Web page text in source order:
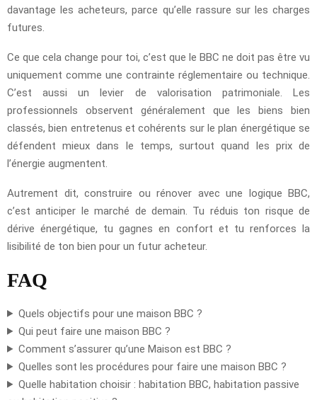
davantage les acheteurs, parce qu’elle rassure sur les charges
futures.
Ce que cela change pour toi, c’est que le BBC ne doit pas être vu
uniquement comme une contrainte réglementaire ou technique.
C’est aussi un levier de valorisation patrimoniale. Les
professionnels observent généralement que les biens bien
classés, bien entretenus et cohérents sur le plan énergétique se
défendent mieux dans le temps, surtout quand les prix de
l’énergie augmentent.
Autrement dit, construire ou rénover avec une logique BBC,
c’est anticiper le marché de demain. Tu réduis ton risque de
dérive énergétique, tu gagnes en confort et tu renforces la
lisibilité de ton bien pour un futur acheteur.
FAQ
Quels objectifs pour une maison BBC ?
Qui peut faire une maison BBC ?
Comment s’assurer qu’une Maison est BBC ?
Quelles sont les procédures pour faire une maison BBC ?
Quelle habitation choisir : habitation BBC, habitation passive